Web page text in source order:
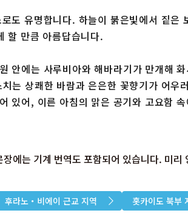
도 유명합니다. 하늘이 붉은빛에서 짙은
할 만큼 아름답습니다.
안에는 사루비아와 해바라기가 만개해
는 상쾌한 바람과 은은한 꽃향기가 어우
있어, 이른 아침의 맑은 공기와 고요함
에는 기계 번역도 포함되어 있습니다. 미리
후라노・비에이 근교 지역 홋카이도 북부